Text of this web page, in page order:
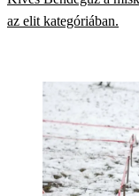
az elit kategóriában.